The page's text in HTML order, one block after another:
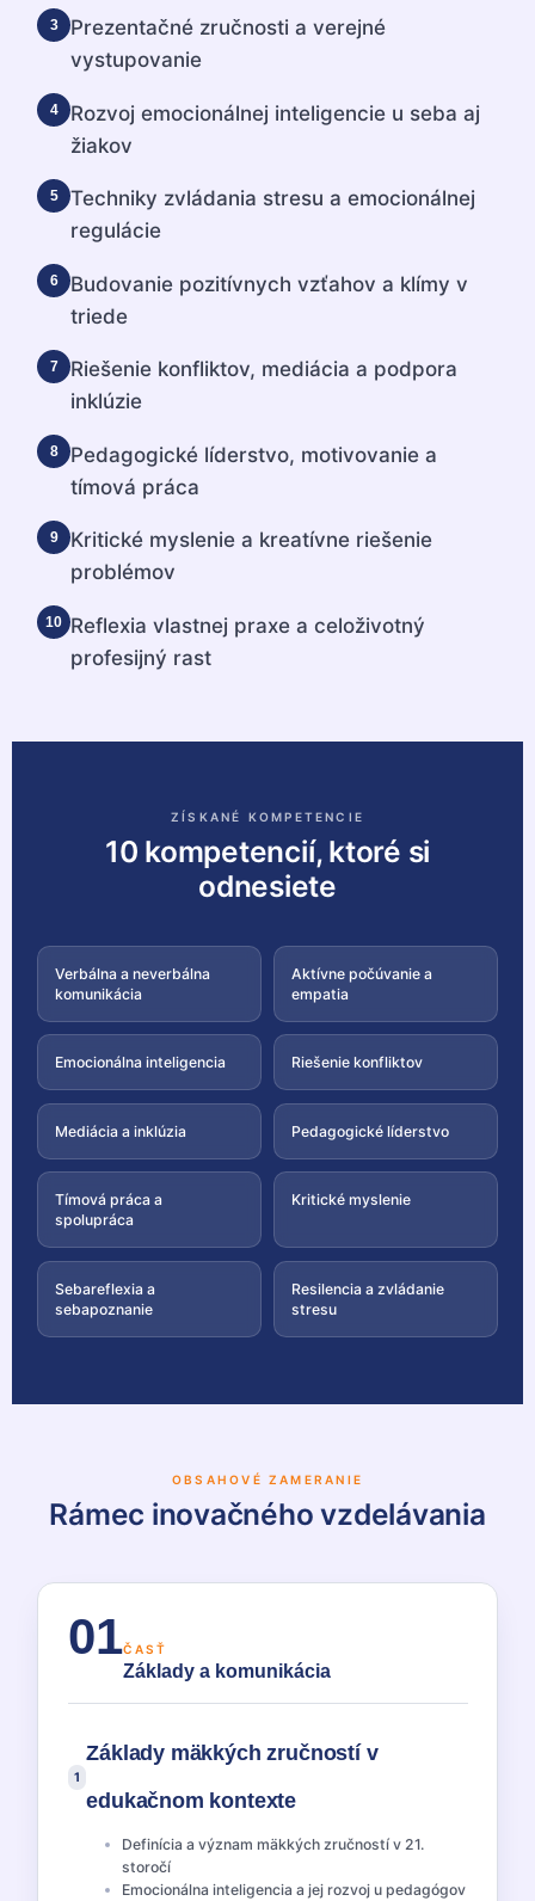
3
Prezentačné zručnosti a verejné
vystupovanie
4
Rozvoj emocionálnej inteligencie u seba aj
žiakov
5
Techniky zvládania stresu a emocionálnej
regulácie
6
Budovanie pozitívnych vzťahov a klímy v
triede
7
Riešenie konfliktov, mediácia a podpora
inklúzie
8
Pedagogické líderstvo, motivovanie a
tímová práca
9
Kritické myslenie a kreatívne riešenie
problémov
10 Reflexia vlastnej praxe a celoživotný
profesijný rast
ZÍSKANÉ KOMPETENCIE
10 kompetencií, ktoré si
odnesiete
Verbálna a neverbálna
komunikácia
Aktívne počúvanie a
empatia
Emocionálna inteligencia Riešenie konfliktov
Mediácia a inklúzia Pedagogické líderstvo
Tímová práca a
spolupráca
Kritické myslenie
Sebareflexia a
sebapoznanie
Resilencia a zvládanie
stresu
OBSAHOVÉ ZAMERANIE
Rámec inovačného vzdelávania
01ČASŤ
Základy a komunikácia
1
Základy mäkkých zručností v
edukačnom kontexte
Definícia a význam mäkkých zručností v 21.
storočí
Emocionálna inteligencia a jej rozvoj u pedagógov